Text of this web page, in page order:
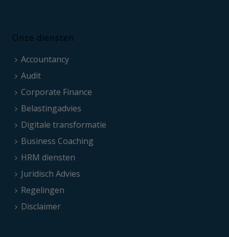
Onze diensten
Accountancy
Audit
Corporate Finance
Belastingadvies
Digitale transformatie
Business Coaching
HRM diensten
Juridisch Advies
Regelingen
Disclaimer